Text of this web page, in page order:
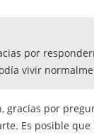
por
vivir
gracias por
Es posible